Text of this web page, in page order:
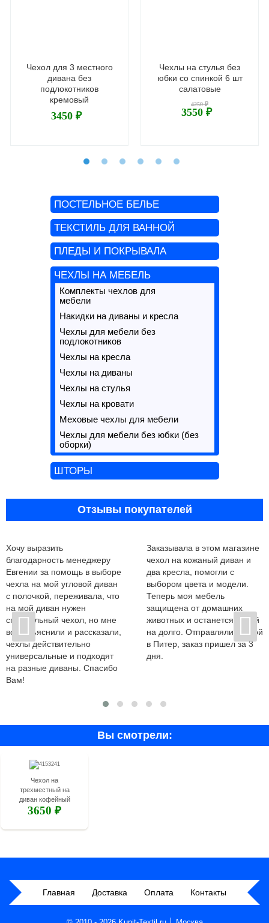
ПОСТЕЛЬНОЕ БЕЛЬЕ
ТЕКСТИЛЬ ДЛЯ ВАННОЙ
ПЛЕДЫ И ПОКРЫВАЛА
ЧЕХЛЫ НА МЕБЕЛЬ
Комплекты чехлов для
мебели
Накидки на диваны и кресла
Чехлы для мебели без
подлокотников
Чехлы на кресла
Чехлы на диваны
Чехлы на стулья
Чехлы на кровати
Меховые чехлы для мебели
Чехлы для мебели без юбки (без
оборки)
ШТОРЫ
Чехол для 3 местного
дивана без
подлокотников
кремовый
3450 ₽
Чехлы на стулья без
юбки со спинкой 6 шт
салатовые
4250 ₽
3550 ₽
Отзывы покупателей
Хочу выразить
благодарность менеджеру
Евгении за помощь в выборе
чехла на мой угловой диван
с полочкой, переживала, что
на мой диван нужен
специальный чехол, но мне
все объяснили и рассказали,
чехлы действительно
универсальные и подходят
на разные диваны. Спасибо
Вам!
Заказывала в этом магазине
чехол на кожаный диван и
два кресла, помогли с
выбором цвета и модели.
Теперь моя мебель
защищена от домашних
животных и останется новой
на долго. Отправляли почтой
в Питер, заказ пришел за 3
дня.
Вы смотрели:
Чехол на
трехместный на
диван кофейный
3650 ₽
Главная Доставка Оплата Контакты